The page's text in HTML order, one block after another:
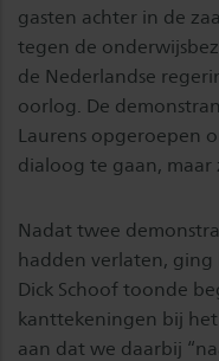
gasten achter in de
tegen de
de Nederlandse
oorlog. De
Laurens opgeroepen
dialoog te gaan,
Nadat twee
hadden verlaten,
Dick Schoof toonde
kanttekeningen bij
aan dat we daarbij